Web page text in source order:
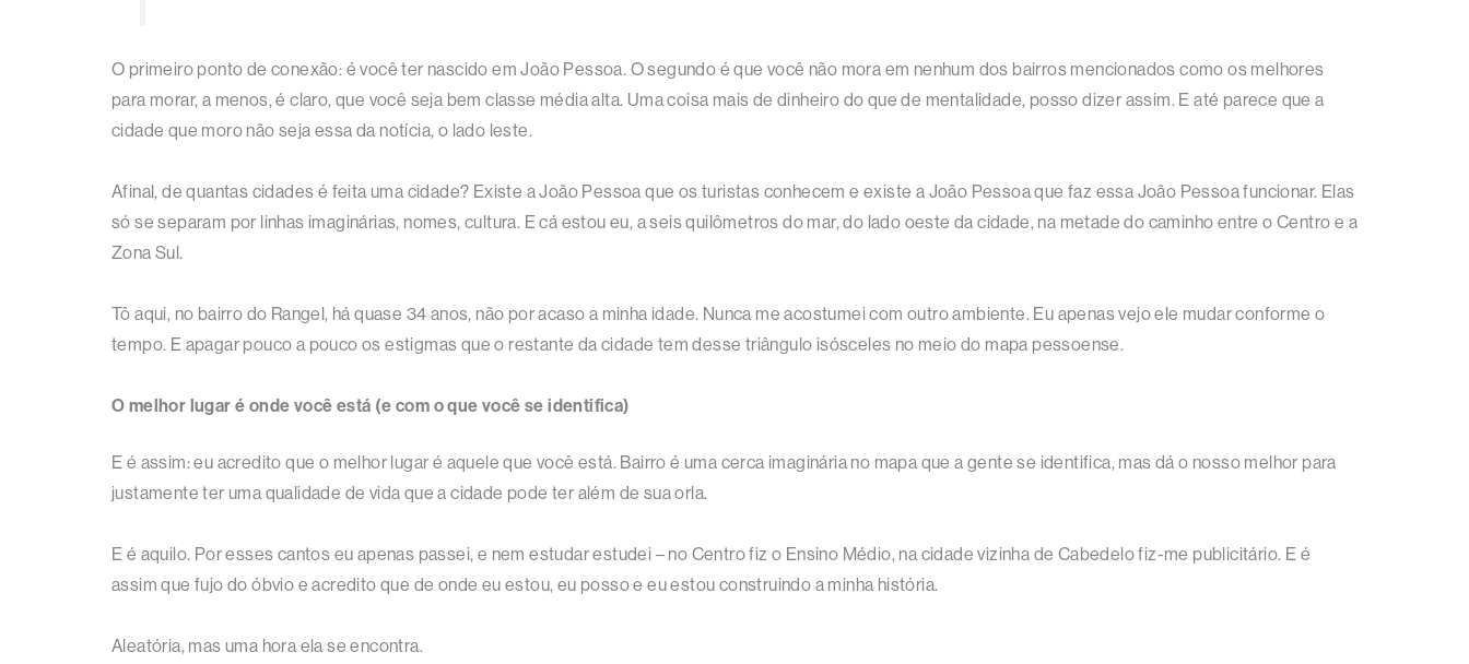
O primeiro ponto de conexão: é você ter nascido em João Pessoa. O segundo é que você não mora em nenhum dos bairros mencionados como os melhores
para morar, a menos, é claro, que você seja bem classe média alta. Uma coisa mais de dinheiro do que de mentalidade, posso dizer assim. E até parece que a
cidade que moro não seja essa da notícia, o lado leste.
Afinal, de quantas cidades é feita uma cidade? Existe a João Pessoa que os turistas conhecem e existe a João Pessoa que faz essa João Pessoa funcionar. Elas
só se separam por linhas imaginárias, nomes, cultura. E cá estou eu, a seis quilômetros do mar, do lado oeste da cidade, na metade do caminho entre o Centro e a
Zona Sul.
Tô aqui, no bairro do Rangel, há quase 34 anos, não por acaso a minha idade. Nunca me acostumei com outro ambiente. Eu apenas vejo ele mudar conforme o
tempo. E apagar pouco a pouco os estigmas que o restante da cidade tem desse triângulo isósceles no meio do mapa pessoense.
O melhor lugar é onde você está (e com o que você se identifica)
E é assim: eu acredito que o melhor lugar é aquele que você está. Bairro é uma cerca imaginária no mapa que a gente se identifica, mas dá o nosso melhor para
justamente ter uma qualidade de vida que a cidade pode ter além de sua orla.
E é aquilo. Por esses cantos eu apenas passei, e nem estudar estudei – no Centro fiz o Ensino Médio, na cidade vizinha de Cabedelo fiz-me publicitário. E é
assim que fujo do óbvio e acredito que de onde eu estou, eu posso e eu estou construindo a minha história.
Aleatória, mas uma hora ela se encontra.